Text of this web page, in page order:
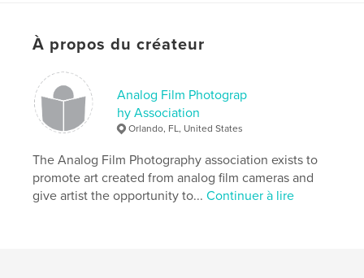
Date de publication: nov 08, 2024
LangueEnglish
Mots-clés
film , photography , Art
À propos du créateur
Analog Film Photograp
hy Association
Orlando, FL, United States
The Analog Film Photography association exists to
promote art created from analog film cameras and
give artist the opportunity to...Continuer à lire